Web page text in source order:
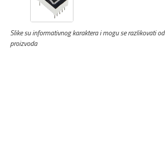
Slike su informativnog karaktera i mogu se razlikovati od
proizvoda